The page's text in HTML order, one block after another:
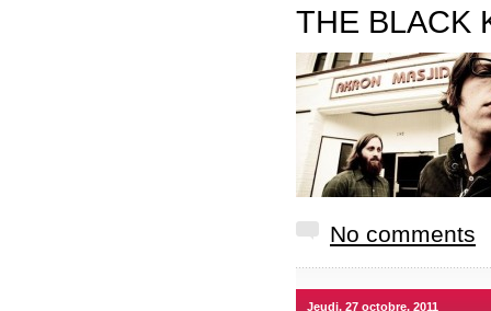
THE BLACK
No comments
Jeudi, 27 octobre, 2011